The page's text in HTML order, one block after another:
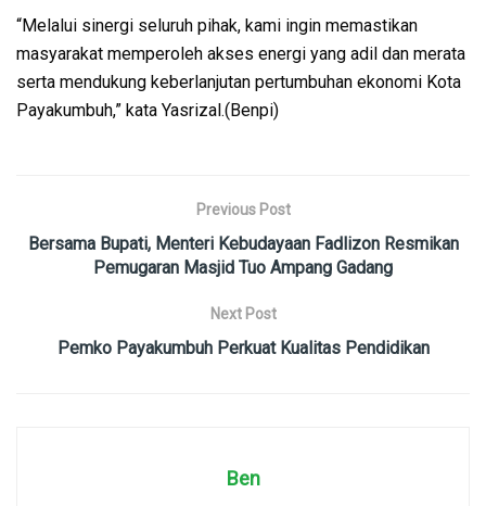
“Melalui sinergi seluruh pihak, kami ingin memastikan
masyarakat memperoleh akses energi yang adil dan merata
serta mendukung keberlanjutan pertumbuhan ekonomi Kota
Payakumbuh,” kata Yasrizal.(Benpi)
Previous Post
Bersama Bupati, Menteri Kebudayaan Fadlizon Resmikan
Pemugaran Masjid Tuo Ampang Gadang
Next Post
Pemko Payakumbuh Perkuat Kualitas Pendidikan
Ben